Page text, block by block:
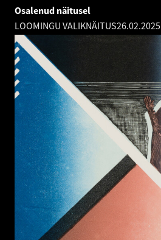
Osalenud näitusel
LOOMINGU VALIKNÄITUS26.02.2025